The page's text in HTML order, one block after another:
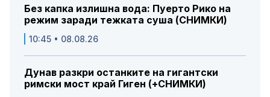
Без капка излишна вода: Пуерто Рико на
режим заради тежката суша (СНИМКИ)
10:45 • 08.08.26
Дунав разкри останките на гигантски
римски мост край Гиген (+СНИМКИ)